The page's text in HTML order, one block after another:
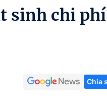
sinh chi phí
Chia